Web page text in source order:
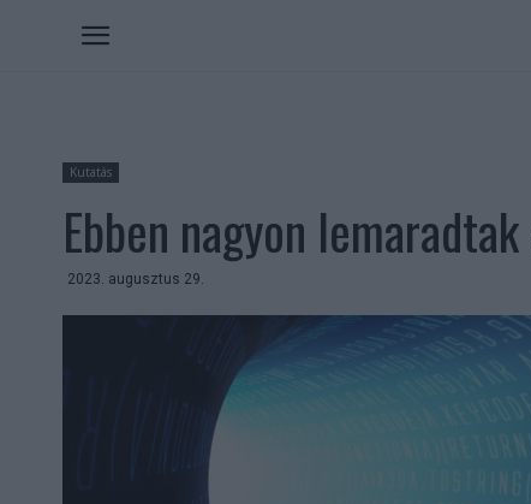
Kutatás
Ebben nagyon
2023. augusztus 29.